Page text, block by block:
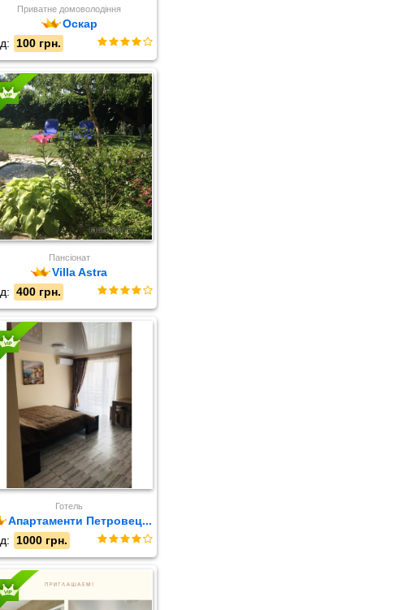
Приватне домоволодіння
Оскар
100 грн.
Пансіонат
Villa Astra
400 грн.
Готель
Апартаменти Петровец...
1000 грн.